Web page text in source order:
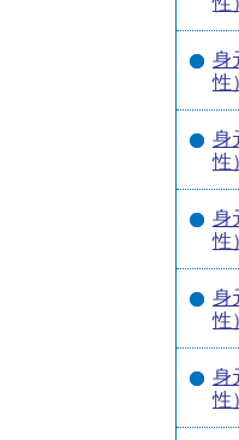
身
性
身
性
身
性
身
性
身
性